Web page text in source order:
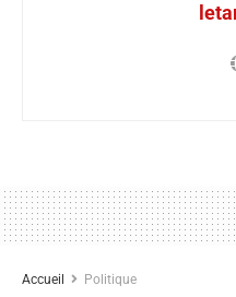
Accueil Politique